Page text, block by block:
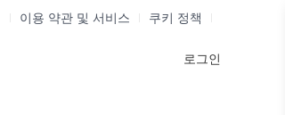
이용 약관 및 서비스 쿠키 정책
로그인